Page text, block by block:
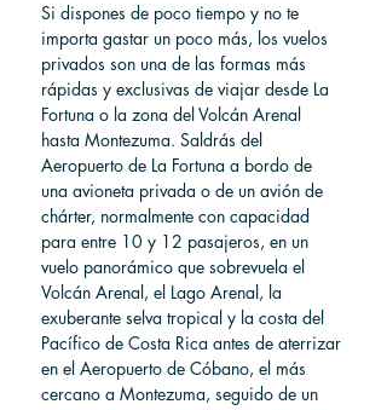
Si dispones de poco tiempo y no te
importa gastar un poco más, los vuelos
privados son una de las formas más
rápidas y exclusivas de viajar desde La
Fortuna o la zona del Volcán Arenal
hasta Montezuma. Saldrás del
Aeropuerto de La Fortuna a bordo de
una avioneta privada o de un avión de
chárter, normalmente con capacidad
para entre 10 y 12 pasajeros, en un
vuelo panorámico que sobrevuela el
Volcán Arenal, el Lago Arenal, la
exuberante selva tropical y la costa del
Pacífico de Costa Rica antes de aterrizar
en el Aeropuerto de Cóbano, el más
cercano a Montezuma, seguido de un